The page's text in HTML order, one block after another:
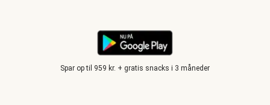
Spar op til 959 kr. + gratis snacks i 3 måneder